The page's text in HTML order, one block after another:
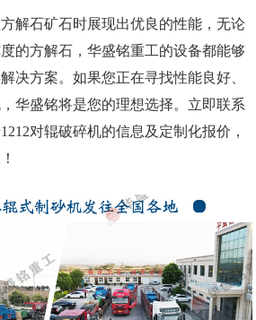
解石矿石时展现出优良的性能，无论
的方解石，华盛铭重工的设备都能够
决方案。如果您正在寻找性能良好、
华盛铭将是您的理想选择。立即联系
对辊破碎机的信息及定制化报价，